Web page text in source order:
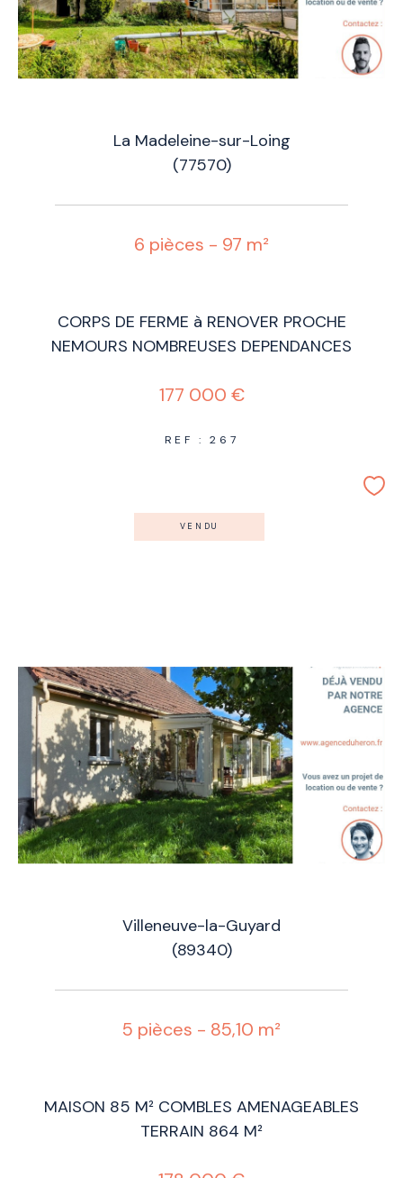
La Madeleine-sur-Loing
(77570)
6 pièces - 97 m²
CORPS DE FERME à RENOVER PROCHE
NEMOURS NOMBREUSES DEPENDANCES
177 000 €
REF : 267
VENDU
Villeneuve-la-Guyard
(89340)
5 pièces - 85,10 m²
MAISON 85 M² COMBLES AMENAGEABLES
TERRAIN 864 M²